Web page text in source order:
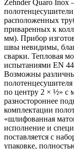
Zehnder Quaro Inox
расположенных
приваренных к
мм). Прибор
швы невидимы,
сварки. Тепловая
испытаниями EN
Возможны
по центру 2 × ½» с
разностороннее
комплектации
«шлифованная
исполнение и
поставляется с
упаковке,